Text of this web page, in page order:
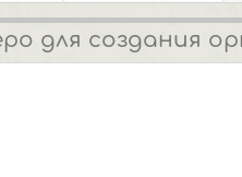
для создания